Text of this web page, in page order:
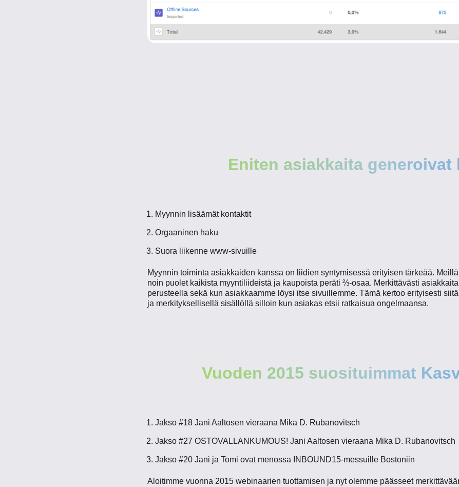
Eniten asiakkaita generoivat
Myynnin lisäämät kontaktit
Orgaaninen haku
Suora liikenne www-sivuille
Myynnin toiminta asiakkaiden kanssa on liidien syntymisessä erityisen tärkeää.
noin puolet kaikista myyntiliideistä ja kaupoista peräti ⅔-osaa. Merkittävästi
perusteella sekä kun asiakkaamme löysi itse sivuillemme. Tämä kertoo erityisesti
ja merkityksellisellä sisällöllä silloin kun asiakas etsii ratkaisua ongelmaansa.
Vuoden 2015 suosituimmat
Jakso #18 Jani Aaltosen vieraana Mika D. Rubanovitsch
Jakso #27 OSTOVALLANKUMOUS! Jani Aaltosen vieraana Mika D. Rubanovitsch
Jakso #20 Jani ja Tomi ovat menossa INBOUND15-messuille Bostoniin
Aloitimme vuonna 2015 webinaarien tuottamisen ja nyt olemme päässeet